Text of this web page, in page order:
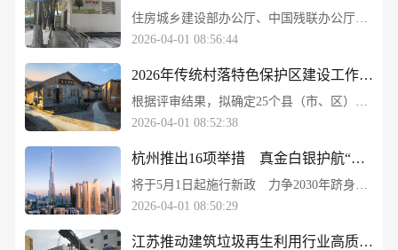
住房城乡建设部办公厅、中国残联办公厅：关于印发无障碍环境建设可复制经验做法 清单（第一批）的通知
2026-04-01 08:56:44
2026年传统村落特色保护区建设工作竞争性评审结果公示
根据评审结果，拟确定25个县（市、区）纳入2026年传统村落特色保护区建设工作支持范围。
2026-04-01 08:52:38
杭州推出16项举措 真金白银护航“建筑强市”
将于5月1日起施行新政 力争2030年跻身全国前列
2026-04-01 08:50:29
江苏推动建筑垃圾再生利用行业高质量发展